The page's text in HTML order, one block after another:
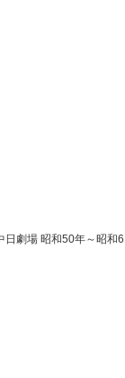
劇場 昭和50年～昭和